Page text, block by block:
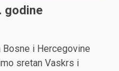
godine
Bosne i Hercegovine
sretan Vaskrs i